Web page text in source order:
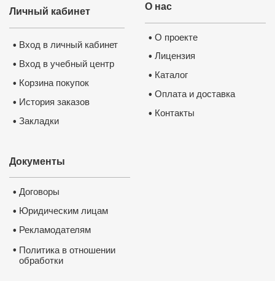
О нас
• О проекте
• Лицензия
• Каталог
• Оплата и доставка
• Контакты
Личный кабинет
• Вход в личный кабинет
• Вход в учебный центр
• Корзина покупок
• История заказов
• Закладки
Документы
• Договоры
• Юридическим лицам
• Рекламодателям
• Политика в отношении
обработки